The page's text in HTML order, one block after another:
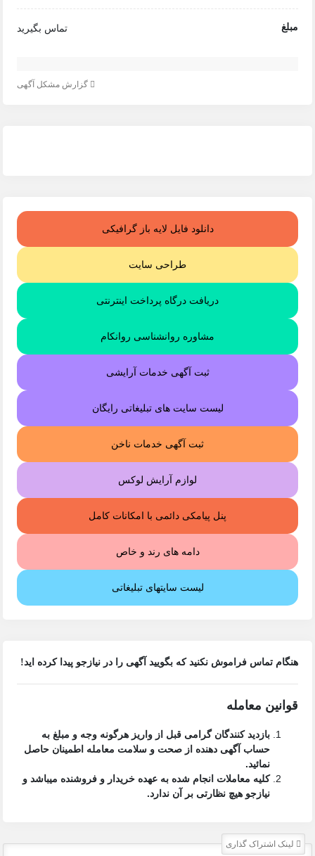
مبلغ تماس بگیرید
گزارش مشکل آگهی
دانلود فایل لایه باز گرافیکی
طراحی سایت
دریافت درگاه پرداخت اینترنتی
مشاوره روانشناسی روانکام
ثبت آگهی خدمات آرایشی
لیست سایت های تبلیغاتی رایگان
ثبت آگهی خدمات ناخن
لوازم آرایش لوکس
پنل پیامکی دائمی با امکانات کامل
دامه های رند و خاص
لیست سایتهای تبلیغاتی
هنگام تماس فراموش نکنید که بگویید آگهی را درنیازجوپیدا کرده اید!
قوانین معامله
بازدید کنندگان گرامی قبل از واریز هرگونه وجه و مبلغ به
حساب آگهی دهنده از صحت و سلامت معامله اطمینان حاصل
نمائید.
کلیه معاملات انجام شده به عهده خریدار و فروشنده میباشد و
نیازجو هیچ نظارتی بر آن ندارد.
لینک اشتراک گذاری